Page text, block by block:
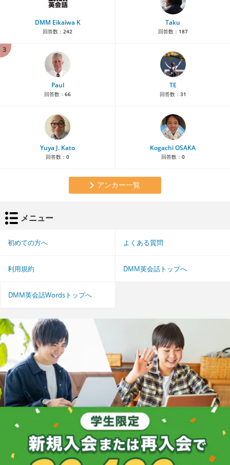
DMM Eikaiwa K
回答数： 242
Taku
回答数： 187
3
Paul
回答数： 66
TE
回答数： 31
Yuya J. Kato
回答数： 0
Kogachi OSAKA
回答数： 0
アンカー一覧
メニュー
初めての方へ よくある質問
利用規約 DMM英会話トップへ
DMM英会話Wordsトップへ